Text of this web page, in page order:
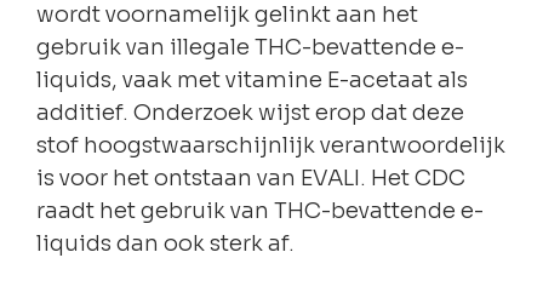
wordt voornamelijk gelinkt aan het
gebruik van illegale THC-bevattende e-
liquids, vaak met vitamine E-acetaat als
additief. Onderzoek wijst erop dat deze
stof hoogstwaarschijnlijk verantwoordelijk
is voor het ontstaan van EVALI. Het CDC
raadt het gebruik van THC-bevattende e-
liquids dan ook sterk af.